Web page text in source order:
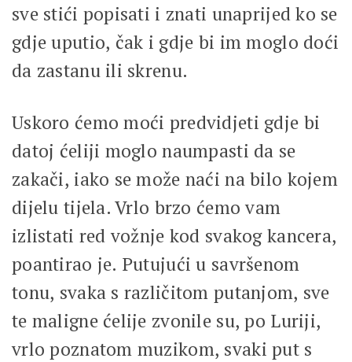
sve stići popisati i znati unaprijed ko se
gdje uputio, čak i gdje bi im moglo doći
da zastanu ili skrenu.
Uskoro ćemo moći predvidjeti gdje bi
datoj ćeliji moglo naumpasti da se
zakači, iako se može naći na bilo kojem
dijelu tijela. Vrlo brzo ćemo vam
izlistati red vožnje kod svakog kancera,
poantirao je. Putujući u savršenom
tonu, svaka s različitom putanjom, sve
te maligne ćelije zvonile su, po Luriji,
vrlo poznatom muzikom, svaki put s